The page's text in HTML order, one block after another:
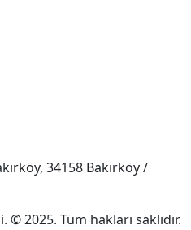
34158 Bakırköy /
2025. Tüm hakları saklıdır.